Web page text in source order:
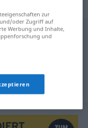
zur
oder Zugriff auf
Werbung und Inhalte,
und